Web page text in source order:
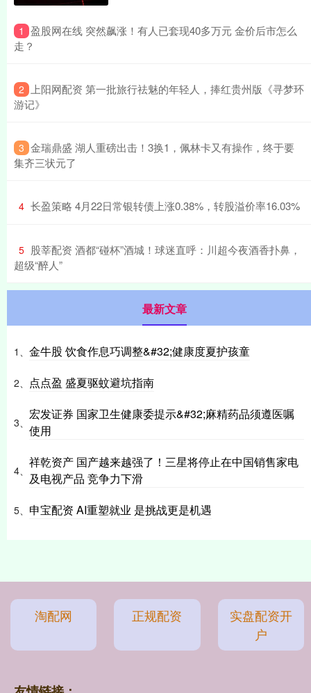
1 ​盈股网在线 突然飙涨！有人已套现40多万元 金价后市怎么
走？
2
​上阳网配资 第一批旅行祛魅的年轻人，捧红贵州版《寻梦环
游记》
3 ​金瑞鼎盛 湖人重磅出击！3换1，佩林卡又有操作，终于要
集齐三状元了
4 ​长盈策略 4月22日常银转债上涨0.38%，转股溢价率16.03%
5 ​股莘配资 酒都“碰杯”酒城！球迷直呼：川超今夜酒香扑鼻，
超级“醉人”
最新文章
1、 金牛股 饮食作息巧调整&#32;健康度夏护孩童
2、 点点盈 盛夏驱蚊避坑指南
3、
宏发证券 国家卫生健康委提示&#32;麻精药品须遵医嘱
使用
4、
祥乾资产 国产越来越强了！三星将停止在中国销售家电
及电视产品 竞争力下滑
5、 申宝配资 AI重塑就业 是挑战更是机遇
淘配网 正规配资
实盘配资开
户